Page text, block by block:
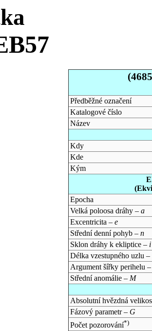
Předběžné označení
Katalogové číslo
Název
Kdy
Kde
Kým
Epocha
Velká poloosa dráhy – a
Excentricita – e
Střední denní pohyb – n
Sklon dráhy k ekliptice – i
Délka vzestupného uzlu –
Argument šířky perihelu
Střední anomálie – M
Absolutní hvězdná
Fázový parametr – G
Počet pozorování*)